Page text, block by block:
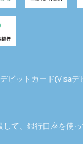
ビットカード(Visaデ
して、銀行口座を使